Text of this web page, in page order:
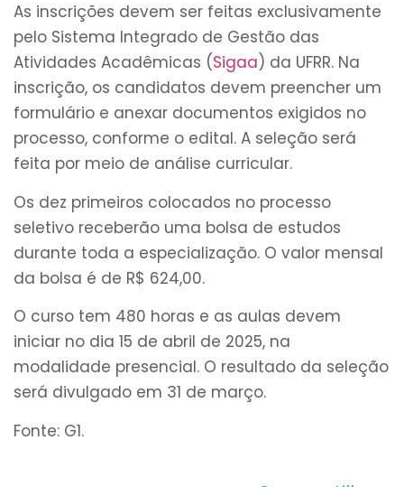
As inscrições devem ser feitas exclusivamente
pelo Sistema Integrado de Gestão das
Atividades Acadêmicas (Sigaa) da UFRR. Na
inscrição, os candidatos devem preencher um
formulário e anexar documentos exigidos no
processo, conforme o edital. A seleção será
feita por meio de análise curricular.
Os dez primeiros colocados no processo
seletivo receberão uma bolsa de estudos
durante toda a especialização. O valor mensal
da bolsa é de R$ 624,00.
O curso tem 480 horas e as aulas devem
iniciar no dia 15 de abril de 2025, na
modalidade presencial. O resultado da seleção
será divulgado em 31 de março.
Fonte: G1.